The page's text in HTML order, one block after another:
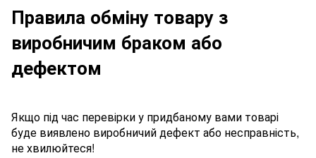
Правила обміну товару з
виробничим браком або
дефектом
Якщо під час перевірки у придбаному вами товарі
буде виявлено виробничий дефект або несправність,
не хвилюйтеся!